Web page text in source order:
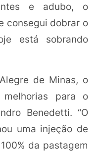
e adubo, o
consegui dobrar o
está sobrando
de Minas, o
para o
Benedetti. “O
uma injeção de
da pastagem